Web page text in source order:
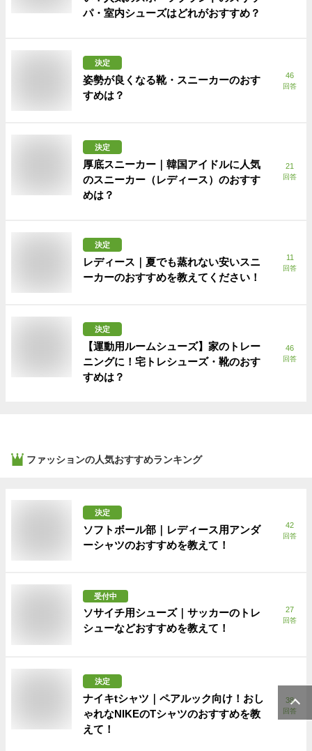
パ・室内シューズはどれがおすすめ？
決定
姿勢が良くなる靴・スニーカーのおす
すめは？
46
回答
決定
厚底スニーカー｜韓国アイドルに人気
のスニーカー（レディース）のおすす
めは？
21
回答
決定
レディース｜夏でも蒸れない安いスニ
ーカーのおすすめを教えてください！
11
回答
決定
【運動用ルームシューズ】家のトレー
ニングに！宅トレシューズ・靴のおす
すめは？
46
回答
ファッションの人気おすすめランキング
決定
ソフトボール部｜レディース用アンダ
ーシャツのおすすめを教えて！
42
回答
受付中
ソサイチ用シューズ｜サッカーのトレ
シューなどおすすめを教えて！
27
回答
決定
ナイキtシャツ｜ペアルック向け！おし
ゃれなNIKEのTシャツのおすすめを教
えて！
38
回答